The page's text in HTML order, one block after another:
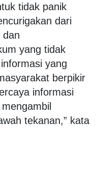
tidak panik
dari
dan
yang tidak
yang
berpikir
informasi
tekanan,” kata